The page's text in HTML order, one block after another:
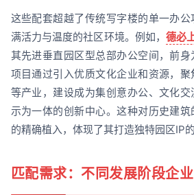
这些配套超越了传统写字楼的单一办
满活力与温度的社区环境。例如，德必
其先进垂直园区型总部办公空间，前身
项目通过引入优质文化企业和资源，
等产业，建设成为集创意办公、文化
示为一体的创新中心。这种对历史建
的精确植入，体现了其打造独特园区IP的
匹配需求：不同发展阶段企